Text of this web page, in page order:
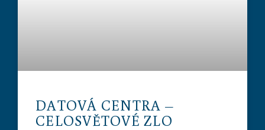
DATOVÁ CENTRA –
CELOSVĚTOVÉ ZLO